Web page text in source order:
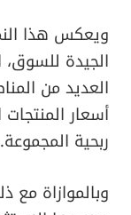
الجيدة
العديد من
أسعار
ربحية المجموعة.
وبالموازاة مع